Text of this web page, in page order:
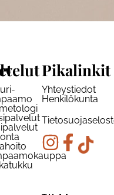
Pikalinkit
Yhteystiedot
Henkilökunta